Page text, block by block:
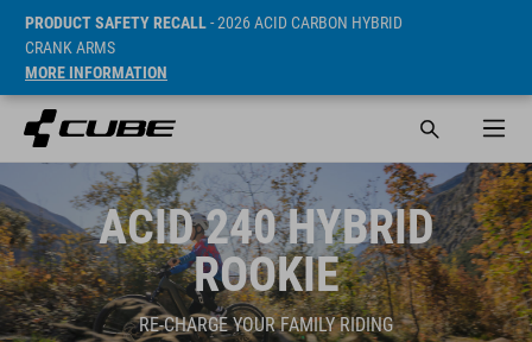
PRODUCT SAFETY RECALL- 2026 ACID CARBON HYBRID
CRANK ARMS
MORE INFORMATION
ACID 240 HYBRID
ROOKIE
RE-CHARGE YOUR FAMILY RIDING